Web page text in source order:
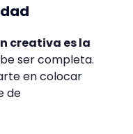
creativa es la
ser completa.
en colocar
de